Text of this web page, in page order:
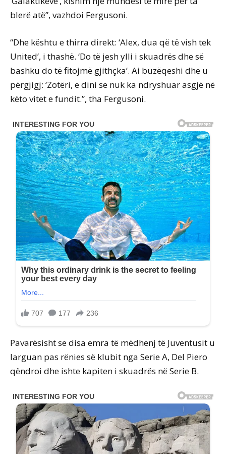
blerë atë”, vazhdoi Fergusoni.
“Dhe kështu e thirra direkt: ‘Alex, dua që të vish tek
United’, i thashë. ‘Do të jesh ylli i skuadrës dhe së
bashku do të fitojmë gjithçka’. Ai buzëqeshi dhe u
përgjigj: ‘Zotëri, e dini se nuk ka ndryshuar asgjë në
këto vitet e fundit.”, tha Fergusoni.
Pavarësisht se disa emra të mëdhenj të Juventusit u
larguan pas rënies së klubit nga Serie A, Del Piero
qëndroi dhe ishte kapiten i skuadrës në Serie B.